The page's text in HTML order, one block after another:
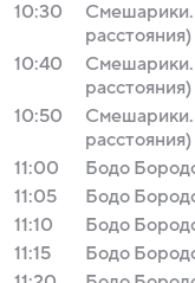
10:30
расстояния)
10:40
расстояния)
10:50
расстояния)
11:00
Бодо
11:05
Бодо
11:10
Бодо
11:15
Бодо